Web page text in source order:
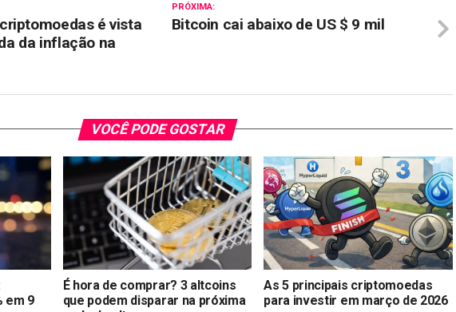
PRÓXIMA:
Bitcoin cai abaixo de US $ 9 mil
é vista
da inflação na
VOCÊ PODE GOSTAR
em 9
É hora de comprar? 3 altcoins
que podem disparar na próxima
As 5 principais criptomoedas
para investir em março de 2026